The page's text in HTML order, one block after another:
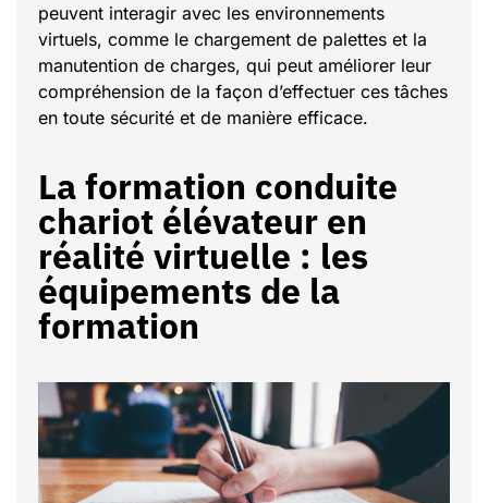
peuvent interagir avec les environnements
virtuels, comme le chargement de palettes et la
manutention de charges, qui peut améliorer leur
compréhension de la façon d’effectuer ces tâches
en toute sécurité et de manière efficace.
La formation conduite
chariot élévateur en
réalité virtuelle : les
équipements de la
formation